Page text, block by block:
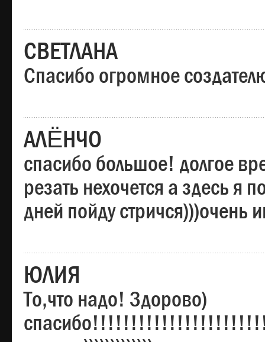
СВЕТЛАНА
Спасибо огромное
АЛЁНЧО
спасибо большое! долгое
резать нехочется а здесь я
дней пойду стричся)))очень
ЮЛИЯ
То,что надо! Здорово)